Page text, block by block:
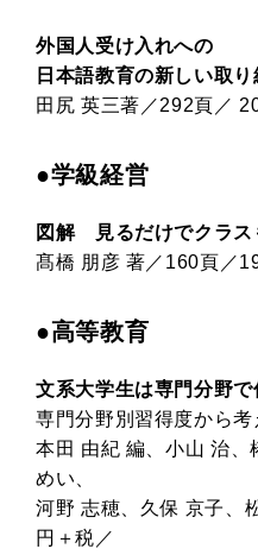
外国人受け入れへの
日本語教育の新しい取り
田尻 英三著／292頁／
●学級経営
図解 見るだけでクラ
髙橋 朋彦 著／160頁／
●高等教育
文系大学生は専門分野
専門分野別習得度から考
本田 由紀 編、小山 治、
めい、
河野 志穂、久保 京子、
円＋税／